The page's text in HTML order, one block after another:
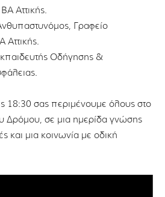
Αττικής.
Γραφείο
Οδήγησης &
18:30 σας περιμένουμε όλους στο
σε μια ημερίδα γνώσης
και μια κοινωνία με οδική